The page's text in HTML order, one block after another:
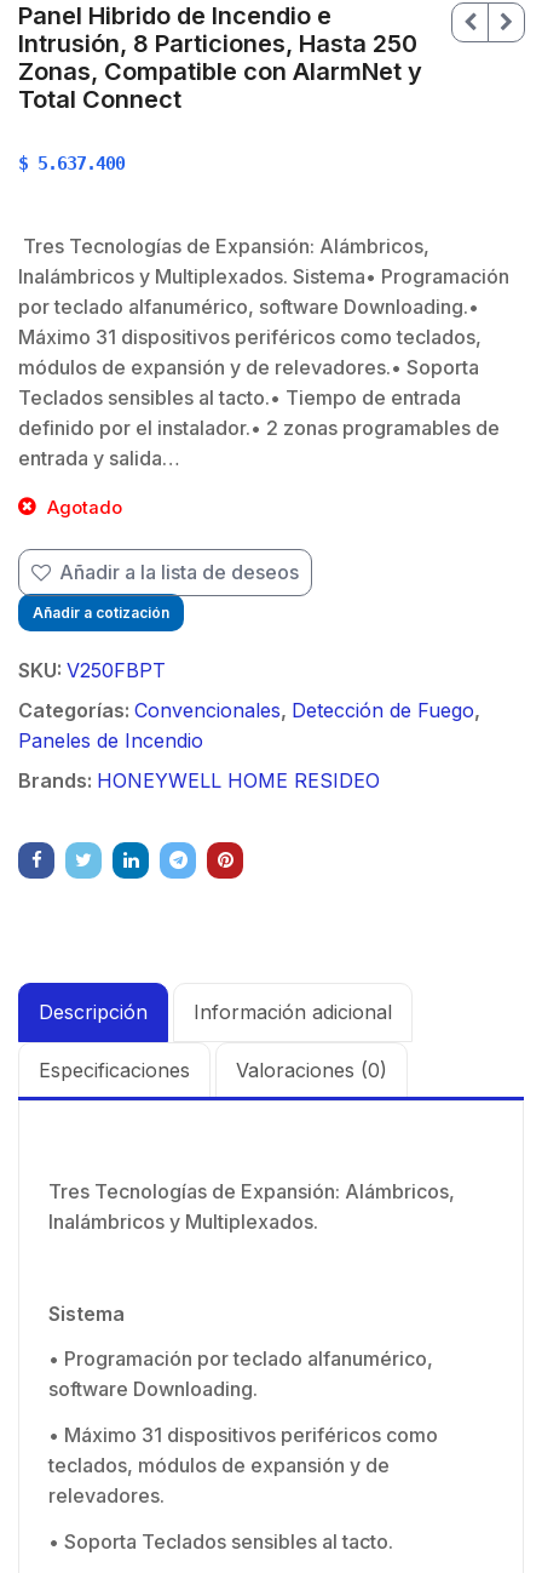
Panel Hibrido de Incendio e
Intrusión, 8 Particiones, Hasta 250
Zonas, Compatible con AlarmNet y
Total Connect
$
$
$ 5.637.400
Tres Tecnologías de Expansión: Alámbricos,
Inalámbricos y Multiplexados. Sistema• Programación
por teclado alfanumérico, software Downloading.•
Máximo 31 dispositivos periféricos como teclados,
módulos de expansión y de relevadores.• Soporta
Teclados sensibles al tacto.• Tiempo de entrada
definido por el instalador.• 2 zonas programables de
entrada y salida…
Agotado
Añadir a la lista de deseos
Añadir a cotización
SKU: V250FBPT
Categorías: Convencionales, Detección de Fuego,
Paneles de Incendio
Brands: HONEYWELL HOME RESIDEO
Descripción Información adicional
Especificaciones Valoraciones (0)
Tres Tecnologías de Expansión: Alámbricos,
Inalámbricos y Multiplexados.
Sistema
• Programación por teclado alfanumérico,
software Downloading.
• Máximo 31 dispositivos periféricos como
teclados, módulos de expansión y de
relevadores.
• Soporta Teclados sensibles al tacto.